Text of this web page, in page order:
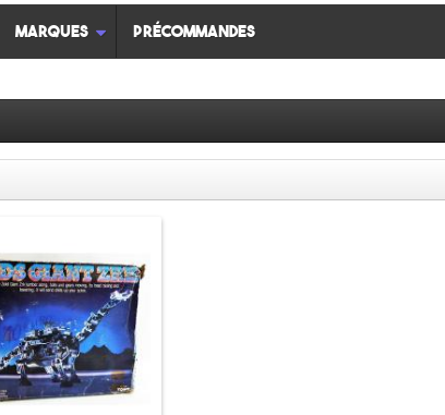
Marques Précommandes